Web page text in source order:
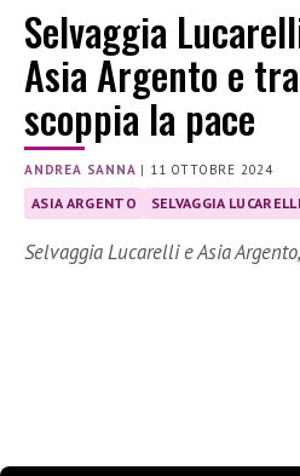
Selvaggia
Asia Argento e
scoppia la pace
ANDREA SANNA | 11 OTTOBRE 2024
ASIA ARGENTO SELVAGGIA LUCARELLI
Selvaggia Lucarelli e Asia